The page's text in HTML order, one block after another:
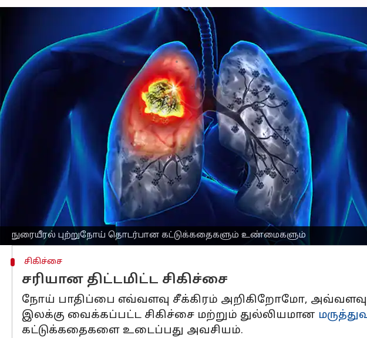
நுரையீரல் புற்றுநோய் தொடர்பான கட்டுக்கதைகளும் உண்மைகளும்
புகைப்பிடிப்பவர்களுக்கு மட்டும்தான்
கட்டுக்கதைகளும் உண்மைகளும்;
எழுதியவர் Nov 08, 2025 02:16 pm
செய்தி முன்னோட்டம்
இந்தியாவில் நுரையீரல்புற்றுநோய்குறித்த
பொய்களால் சூழப்பட்ட ஒரு நோயாகவே
இந்தப் புற்றுநோய் புகைப்பிடிப்பவர்களை மட்டுமே
தவறான நம்பிக்கைகள், நோயாளிகள் சரியான
இருப்பினும், ஆரம்பகாலக் கண்டறிதலும்,
உறுதியாகக் கூறுகின்றனர்.
நுரையீரல் புற்றுநோயை ஆரம்ப நிலையிலேயே
சிகிச்சை
சரியான திட்டமிட்ட சிகிச்சை
நோய் பாதிப்பை எவ்வளவு சீக்கிரம் அறிகிறோமோ,
இலக்கு வைக்கப்பட்ட சிகிச்சை மற்றும் துல்லியமான
கட்டுக்கதைகளை உடைப்பது அவசியம்.